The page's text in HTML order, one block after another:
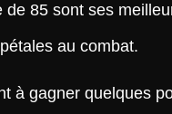
de 85 sont ses
au combat.
à gagner quelques